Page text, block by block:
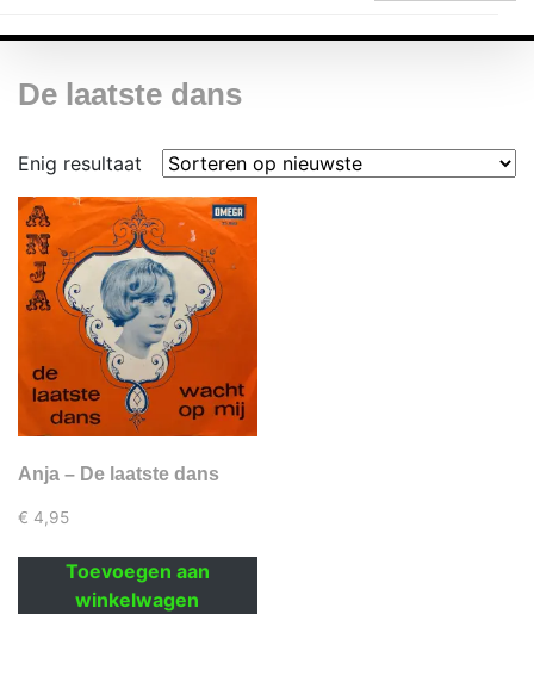
De laatste dans
Enig resultaat
Anja – De laatste dans
€ 4,95
Toevoegen aan
winkelwagen